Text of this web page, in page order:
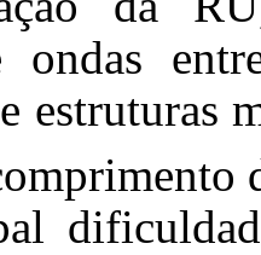
ondas
estruturas